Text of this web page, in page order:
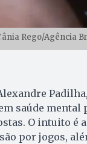
Rego/Agência
saúde mental
O intuito é
por jogos,